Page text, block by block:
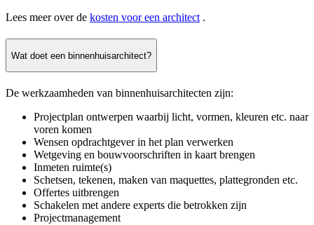
Lees meer over de kosten voor een architect .
Wat doet een binnenhuisarchitect?
De werkzaamheden van binnenhuisarchitecten zijn:
Projectplan ontwerpen waarbij licht, vormen, kleuren etc. naar
voren komen
Wensen opdrachtgever in het plan verwerken
Wetgeving en bouwvoorschriften in kaart brengen
Inmeten ruimte(s)
Schetsen, tekenen, maken van maquettes, plattegronden etc.
Offertes uitbrengen
Schakelen met andere experts die betrokken zijn
Projectmanagement